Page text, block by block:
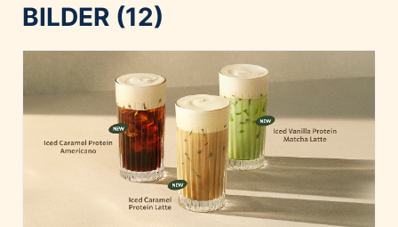
BILDER (12)